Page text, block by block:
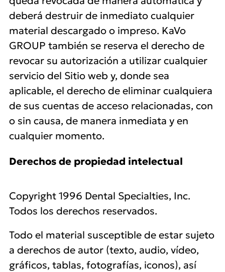
deberá destruir de inmediato cualquier
material descargado o impreso. KaVo
GROUP también se reserva el derecho de
revocar su autorización a utilizar cualquier
servicio del Sitio web y, donde sea
aplicable, el derecho de eliminar cualquiera
de sus cuentas de acceso relacionadas, con
o sin causa, de manera inmediata y en
cualquier momento.
Derechos de propiedad intelectual
Copyright 1996 Dental Specialties, Inc.
Todos los derechos reservados.
Todo el material susceptible de estar sujeto
a derechos de autor (texto, audio, vídeo,
gráficos, tablas, fotografías, iconos), así